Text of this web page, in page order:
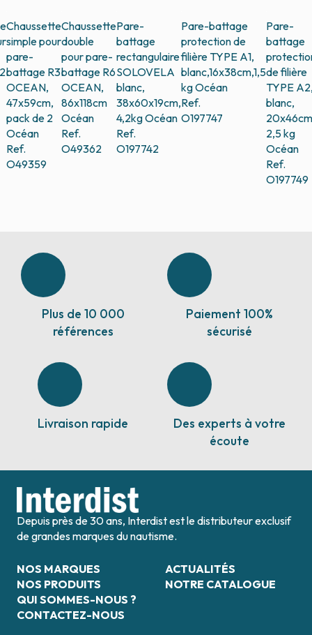
Chaussette
simple pour
pare-
battage R3
OCEAN,
47x59cm,
pack de 2
Océan
Ref.
O49359
Chaussette
double
pour pare-
battage R6
OCEAN,
86x118cm
Océan
Ref.
O49362
Pare-
battage
rectangulaire
SOLOVELA
blanc,
38x60x19cm,
4,2kgOcéan
Ref.
O197742
Pare-battage
protection de
filière TYPE A1,
blanc,16x38cm,1,5
kgOcéan
Ref.
O197747
Pare-
battage
de filière
TYPE
blanc,
2,5 kg
Océan
Ref.
O197749
Plus de 10 000
références
Paiement 100%
sécurisé
Livraison rapide
Des experts à votre
écoute
Depuis près de 30 ans, Interdist est le distributeur exclusif
de grandes marques du nautisme.
NOS MARQUES
NOS PRODUITS
QUI SOMMES-NOUS ?
CONTACTEZ-NOUS
ACTUALITÉS
NOTRE CATALOGUE